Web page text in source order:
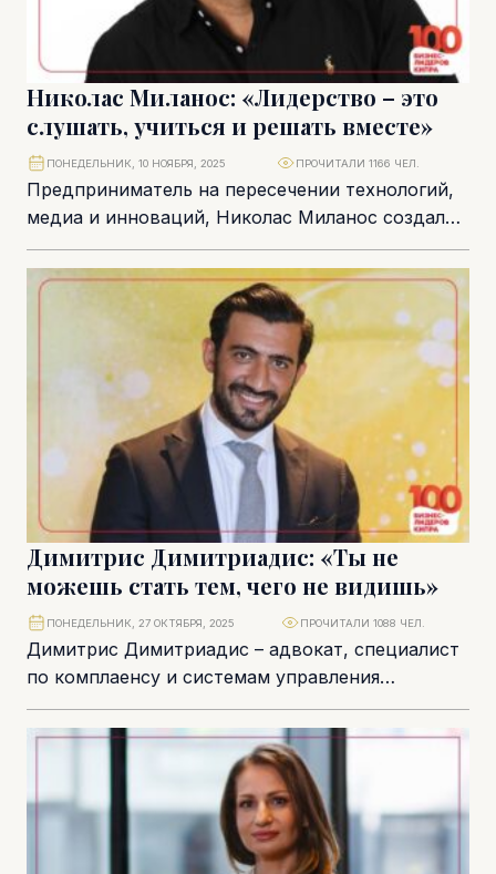
Николас Миланос: «Лидерство – это
слушать, учиться и решать вместе»
Предприниматель на пересечении технологий,
медиа и инноваций, Николас Миланос создал
международную экосистему компаний под
брендом Ad Tag Global Group. Флагманом
ПОНЕДЕЛЬНИК, 10 НОЯБРЯ, 2025 ПРОЧИТАЛИ 1166 ЧЕЛ.
Димитрис Димитриадис: «Ты не
можешь стать тем, чего не видишь»
Димитрис Димитриадис – адвокат, специалист
по комплаенсу и системам управления
безопасностью в авиации, наставник, чья
карьера выстроена на стыке права...
ПОНЕДЕЛЬНИК, 27 ОКТЯБРЯ, 2025 ПРОЧИТАЛИ 1088 ЧЕЛ.